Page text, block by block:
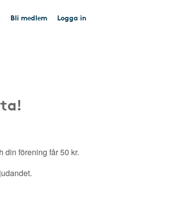
Bli medlem Logga in
din förening får 50 kr.